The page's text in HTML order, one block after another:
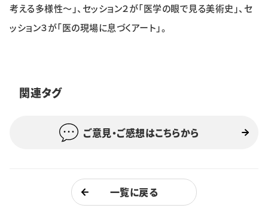
考える多様性～」、セッション２が「医学の眼で見る美術史」、セ
ッション３が「医の現場に息づくアート」。
関連タグ
ご意見・ご感想はこちらから
一覧に戻る